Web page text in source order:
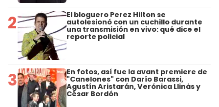
2 El bloguero Perez Hilton se
autolesionó con un cuchillo durante
una transmisión en vivo: qué dice el
reporte policial
3 En fotos, así fue la avant premiere de
"Canelones" con Darío Barassi,
Agustín Aristarán, Verónica Llinás y
César Bordón